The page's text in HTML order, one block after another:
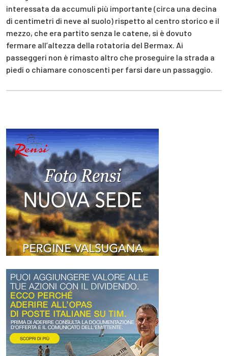
interessata da accumuli più importante (circa una decina
di centimetri di neve al suolo) rispetto al centro storico e il
mezzo, che era partito senza le catene, si è dovuto
fermare all’altezza della rotatoria del Bermax. Ai
passeggeri non è rimasto altro che proseguire la strada a
piedi o chiamare conoscenti per farsi dare un passaggio.